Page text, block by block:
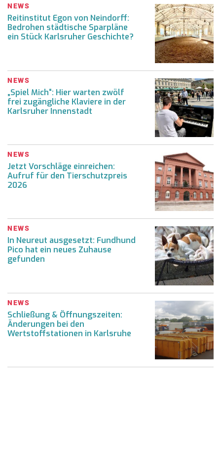
NEWS
Reitinstitut Egon von Neindorff:
Bedrohen städtische Sparpläne
ein Stück Karlsruher Geschichte?
NEWS
„Spiel Mich“: Hier warten zwölf
frei zugängliche Klaviere in der
Karlsruher Innenstadt
NEWS
Jetzt Vorschläge einreichen:
Aufruf für den Tierschutzpreis
2026
NEWS
In Neureut ausgesetzt: Fundhund
Pico hat ein neues Zuhause
gefunden
NEWS
Schließung & Öffnungszeiten:
Änderungen bei den
Wertstoffstationen in Karlsruhe